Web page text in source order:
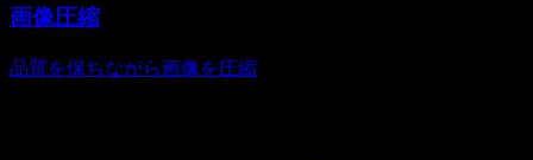
画像圧縮
品質を保ちながら画像を圧縮